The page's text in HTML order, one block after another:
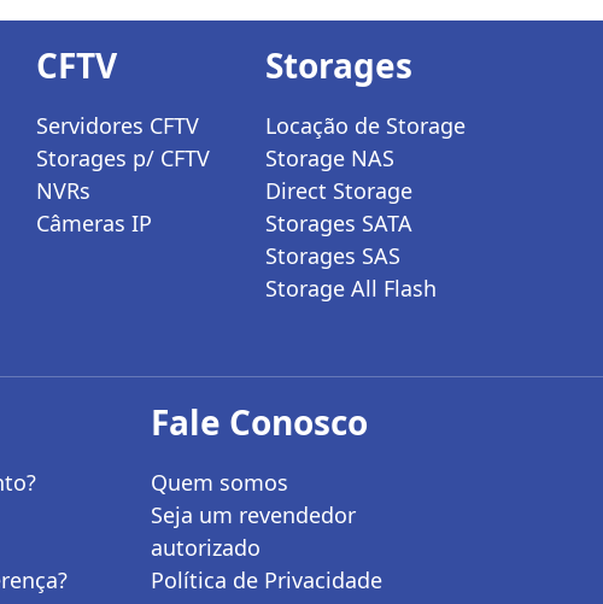
CFTV
Servidores CFTV
Storages p/ CFTV
NVRs
Câmeras IP
Storages
Locação de Storage
Storage NAS
Direct Storage
Storages SATA
Storages SAS
Storage All Flash
Fale Conosco
Quem somos
Seja um revendedor
autorizado
Política de Privacidade